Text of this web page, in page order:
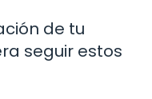
de tu
seguir estos